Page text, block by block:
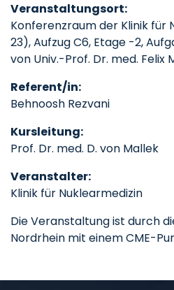
Veranstaltungsort:
Konferenzraum der Klinik für
23), Aufzug C6, Etage -2,
von Univ.-Prof. Dr. med. Felix
Referent/in:
Behnoosh Rezvani
Kursleitung:
Prof. Dr. med. D. von Mallek
Veranstalter:
Klinik für Nuklearmedizin
Die Veranstaltung ist durch
Nordrhein mit einem CME-